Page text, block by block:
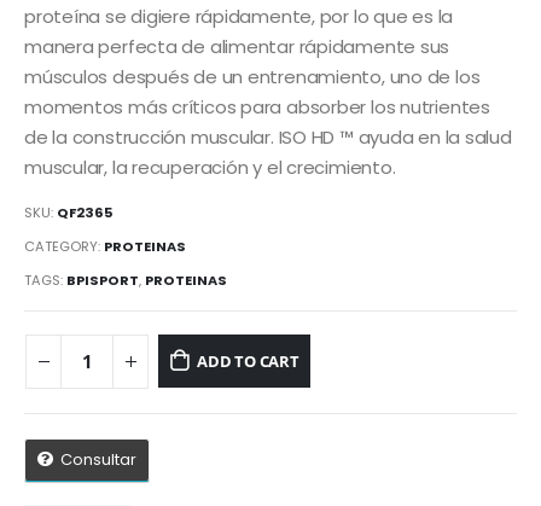
proteína se digiere rápidamente, por lo que es la
manera perfecta de alimentar rápidamente sus
músculos después de un entrenamiento, uno de los
momentos más críticos para absorber los nutrientes
de la construcción muscular. ISO HD ™ ayuda en la salud
muscular, la recuperación y el crecimiento.
SKU: QF2365
CATEGORY: PROTEINAS
TAGS: BPISPORT, PROTEINAS
ADD TO CART
Consultar